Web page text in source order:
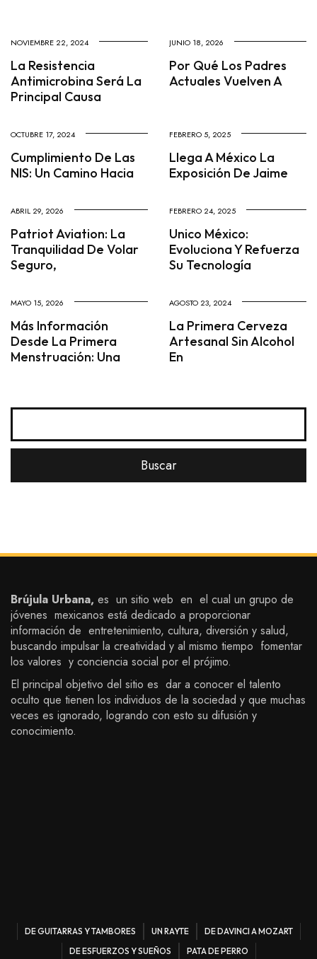
NOVIEMBRE 22, 2024
La Resistencia
Antimicrobina Será La
Principal Causa
JUNIO 18, 2026
Por Qué Los Padres
Actuales Vuelven A
OCTUBRE 17, 2024
Cumplimiento De Las
NIS: Un Camino Hacia
FEBRERO 5, 2025
Llega A México La
Exposición De Jaime
ABRIL 29, 2026
Patriot Aviation: La
Tranquilidad De Volar
Seguro,
FEBRERO 24, 2025
Unico México:
Evoluciona Y Refuerza
Su Tecnología
MAYO 15, 2026
Más Información
Desde La Primera
Menstruación: Una
AGOSTO 23, 2024
La Primera Cerveza
Artesanal Sin Alcohol
En
Brújula Urbana, es un sitio web en el cual un grupo de
jóvenes mexicanos está dedicado a proporcionar
información de entretenimiento, cultura, diversión y salud,
buscando impulsar la creatividad y al mismo tiempo fomentar
los valores y conciencia social por el prójimo.
El principal objetivo del sitio es dar a conocer el talento
oculto que tienen los individuos de la sociedad y que muchas
veces es ignorado, logrando con esto su difusión y
conocimiento.
DE GUITARRAS Y TAMBORES UN RAYTE
DE DAVINCI A MOZART
DE ESFUERZOS Y SUEÑOS
PATA DE PERRO